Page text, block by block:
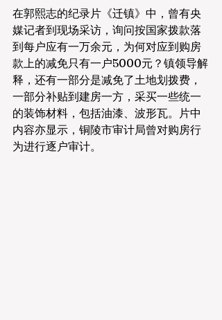
在郭熙志的纪录片《迁镇》中，曾有央
媒记者到现场采访，询问按国家拨款落
到每户应有一万余元，为何对应到购房
款上的减免只有一户5000元？镇领导解
释，还有一部分是减免了土地划拨费，
一部分补贴到建房一方，采买一些统一
的装饰材料，包括油漆、波形瓦。片中
内容亦显示，铜陵市审计局曾对购房行
为进行逐户审计。